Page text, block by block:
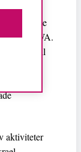
en
tillåts inte
UNRWA.
till
med
för att
aktiviteter